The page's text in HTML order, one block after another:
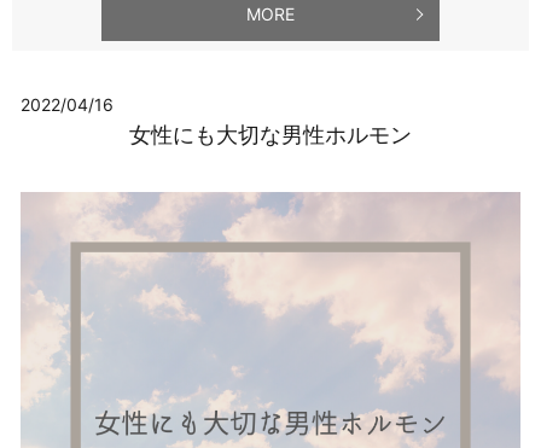
MORE
2022/04/16
女性にも大切な男性ホルモン